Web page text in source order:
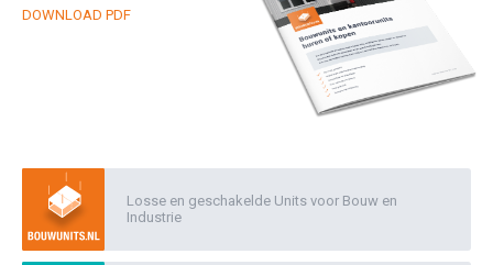
DOWNLOAD PDF
Losse en geschakelde Units voor Bouw en
Industrie